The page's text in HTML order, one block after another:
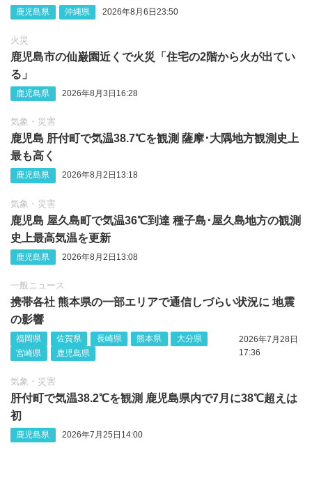
鹿児島県 沖縄県 2026年8月6日23:50
火災
鹿児島市の仙巌園近くで火災「住宅の2階から火が出てい
る」
鹿児島県 2026年8月3日16:28
気象・災害
鹿児島 肝付町で気温38.7℃を観測 薩摩･大隅地方観測史上
最も高く
鹿児島県 2026年8月2日13:18
気象・災害
鹿児島 屋久島町で気温36℃到達 種子島･屋久島地方の観測
史上最高気温を更新
鹿児島県 2026年8月2日13:08
一般ニュース
携帯各社 熊本県の一部エリアで通信しづらい状況に 地震
の影響
福岡県 佐賀県 長崎県 熊本県
大分県
宮崎県
鹿児島県
2026年7月28日
17:36
気象・災害
肝付町で気温38.2℃を観測 鹿児島県内で7月に38℃超えは
初
鹿児島県 2026年7月25日14:00